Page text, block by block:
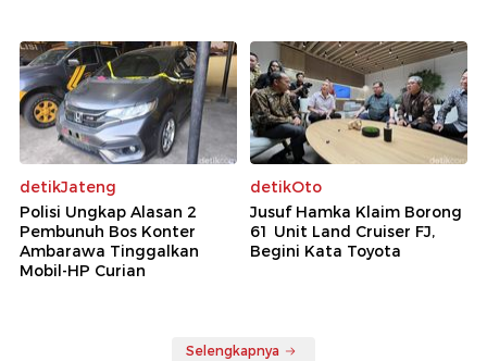
detikJateng
Polisi Ungkap Alasan 2
Pembunuh Bos Konter
Ambarawa Tinggalkan
Mobil-HP Curian
detikOto
Jusuf Hamka Klaim Borong
61 Unit Land Cruiser FJ,
Begini Kata Toyota
Selengkapnya